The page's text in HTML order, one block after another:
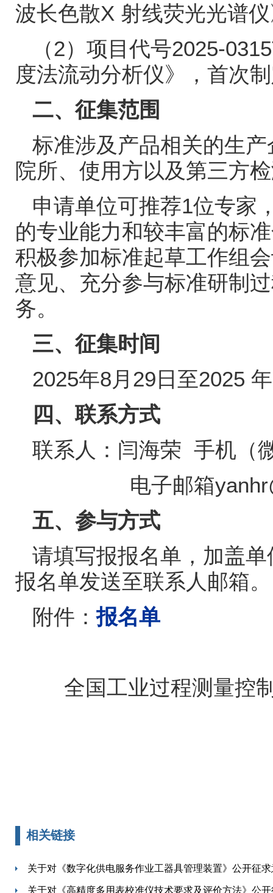
波长色散X 射线荧光光谱
（2）项目代号2025-
度法流动分析仪》，首次
二、征集范围
标准涉及产品相关的生
院所、使用方以及第三方
申请单位可推荐1位专家
的专业能力和较丰富的标
积极参加标准起草工作组
意见、充分参与标准研制
务。
三、征集时间
2025年8月 29日至2025 年
四、联系方式
联系人：闫海荣 手机（
电子邮箱
五、参与方式
请填写报报名单，加盖
报名单发送至联系人邮箱。
附件：报名单
全国工业过程测量控
相关链接
关于对《数字化供电服务作业工器具管理装置》公开征
关于对《高精度多用表校准仪技术要求及评价方法》公